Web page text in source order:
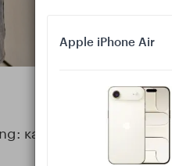
как отличить
Apple iPhone Air